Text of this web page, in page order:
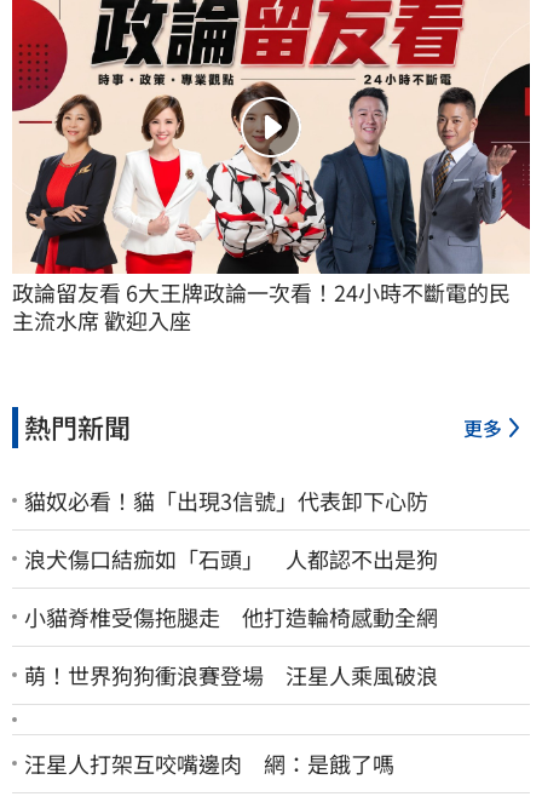
政論留友看 6大王牌政論一次看！24小時不斷電的民
主流水席 歡迎入座
熱門新聞 更多
貓奴必看！貓「出現3信號」代表卸下心防
浪犬傷口結痂如「石頭」 人都認不出是狗
小貓脊椎受傷拖腿走 他打造輪椅感動全網
萌！世界狗狗衝浪賽登場 汪星人乘風破浪
汪星人打架互咬嘴邊肉 網：是餓了嗎